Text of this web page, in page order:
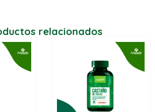
relacionados